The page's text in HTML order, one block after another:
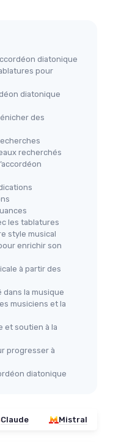
diatonique
pour
diatonique
des
recherchés
les tablatures
style musical
enrichir son
à partir des
la musique
musiciens et la
et soutien à la
progresser à
diatonique
Claude Mistral